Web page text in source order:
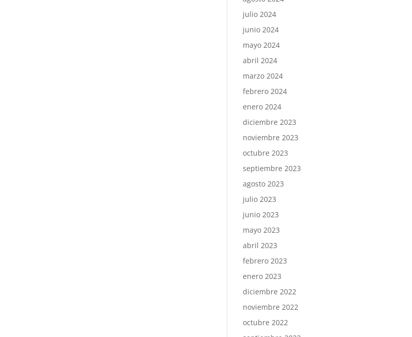
julio 2024
junio 2024
mayo 2024
abril 2024
marzo 2024
febrero 2024
enero 2024
diciembre 2023
noviembre 2023
octubre 2023
septiembre 2023
agosto 2023
julio 2023
junio 2023
mayo 2023
abril 2023
febrero 2023
enero 2023
diciembre 2022
noviembre 2022
octubre 2022